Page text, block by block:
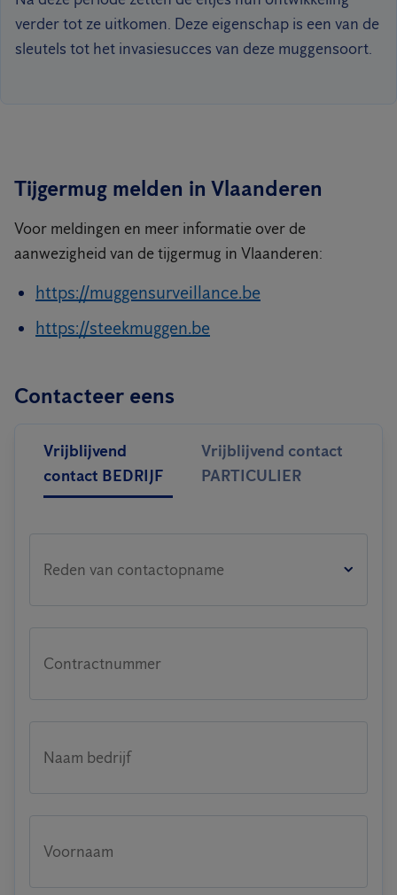
verder tot ze uitkomen. Deze eigenschap is een van de
sleutels tot het invasiesucces van deze muggensoort.
Tijgermug melden in Vlaanderen
Voor meldingen en meer informatie over de
aanwezigheid van de tijgermug in Vlaanderen:
https://muggensurveillance.be
https://steekmuggen.be
Contacteer eens
Vrijblijvend
contact BEDRIJF
Vrijblijvend contact
PARTICULIER
Reden van contactopname
Contractnummer
Naam bedrijf
Voornaam